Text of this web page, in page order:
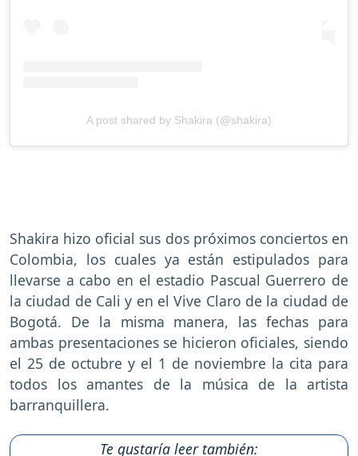
A post shared by Shakira (@shakira)
Shakira hizo oficial sus dos próximos conciertos en
Colombia, los cuales ya están estipulados para
llevarse a cabo en el estadio Pascual Guerrero de
la ciudad de Cali y en el Vive Claro de la ciudad de
Bogotá. De la misma manera, las fechas para
ambas presentaciones se hicieron oficiales, siendo
el 25 de octubre y el 1 de noviembre la cita para
todos los amantes de la música de la artista
barranquillera.
Te gustaría leer también: